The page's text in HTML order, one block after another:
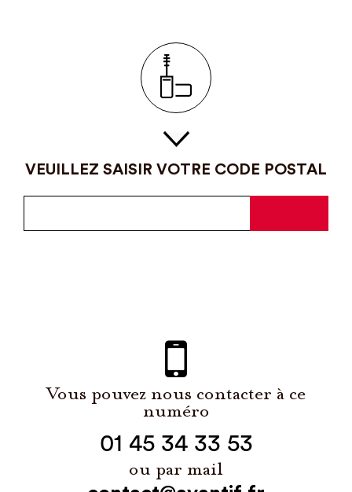
VEUILLEZ SAISIR VOTRE CODE POSTAL
Vous pouvez nous contacter à ce
numéro
01 45 34 33 53
ou par mail